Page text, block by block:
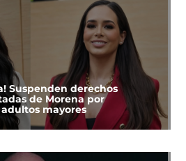
Suspenden derechos
de Morena por
mayores